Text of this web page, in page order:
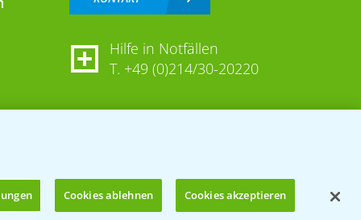
Hilfe in Notfällen
T. +49 (0)214/30-20220
Cookies ablehnen Cookies akzeptieren